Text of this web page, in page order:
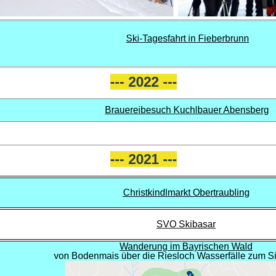
Ski-Tagesfahrt in Fieberbrunn
--- 2022 ---
Brauereibesuch Kuchlbauer Abensberg
--- 2021 ---
Christkindlmarkt Obertraubling
SVO Skibasar
Wanderung im Bayrischen Wald
von Bodenmais über die Riesloch Wasserfälle zum